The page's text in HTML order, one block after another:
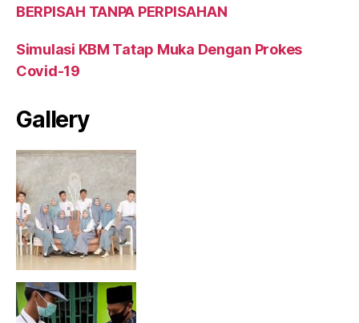
BERPISAH TANPA PERPISAHAN
Simulasi KBM Tatap Muka Dengan Prokes
Covid-19
Gallery